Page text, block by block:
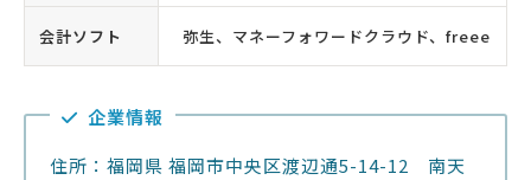
会計ソフト 弥生、マネーフォワードクラウド、freee
企業情報
住所：福岡県 福岡市中央区渡辺通5-14-12 南天